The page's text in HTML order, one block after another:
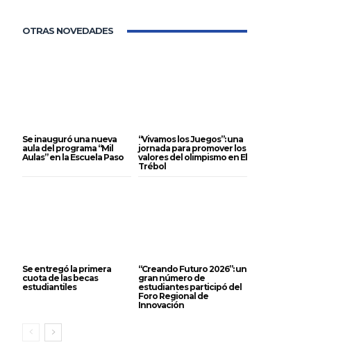
OTRAS NOVEDADES
Se inauguró una nueva
aula del programa “Mil
Aulas” en la Escuela Paso
“Vivamos los Juegos”: una
jornada para promover los
valores del olimpismo en El
Trébol
Se entregó la primera
cuota de las becas
estudiantiles
“Creando Futuro 2026”: un
gran número de
estudiantes participó del
Foro Regional de
Innovación